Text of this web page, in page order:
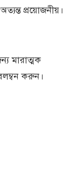
প্রয়োজনীয়।
মারাত্মক
করুন।